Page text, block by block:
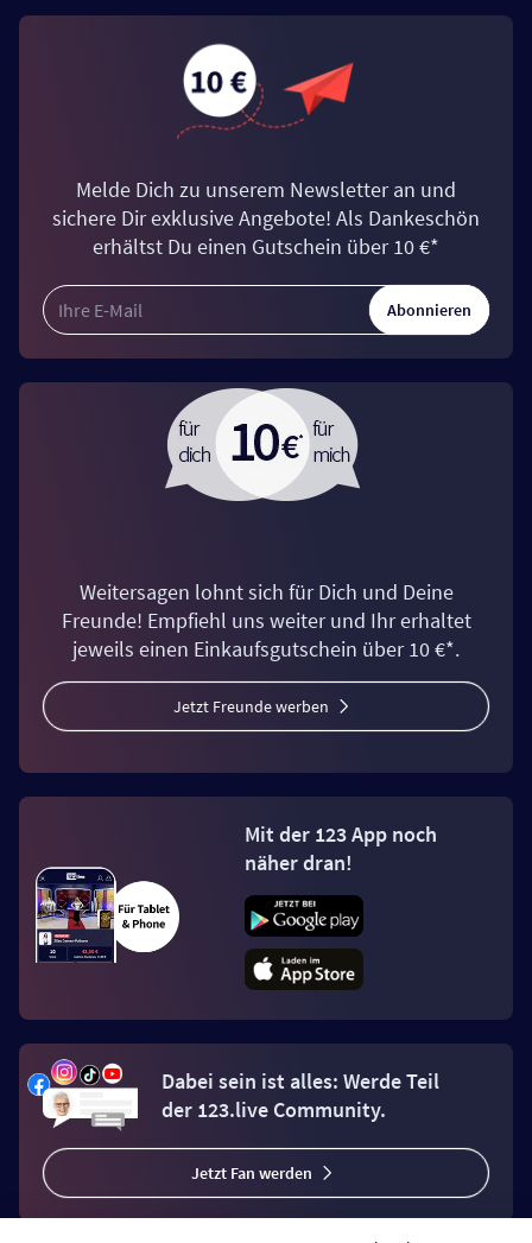
Melde Dich zu unserem Newsletter an und
sichere Dir exklusive Angebote! Als Dankeschön
erhältst Du einen Gutschein über 10 €*
Abonnieren
Weitersagen lohnt sich für Dich und Deine
Freunde! Empfiehl uns weiter und Ihr erhaltet
jeweils einen Einkaufsgutschein über 10 €*.
Jetzt Freunde werben
Mit der 123 App noch
näher dran!
Dabei sein ist alles: Werde Teil
der 123.live Community.
Jetzt Fan werden